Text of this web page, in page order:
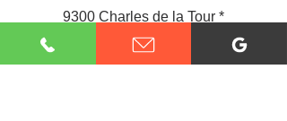
9300 Charles de la Tour *
Montreal QC H4N 1M2
Bureaux auxiliaires